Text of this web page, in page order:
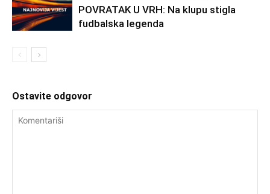
POVRATAK U VRH: Na klupu stigla
fudbalska legenda
Ostavite odgovor